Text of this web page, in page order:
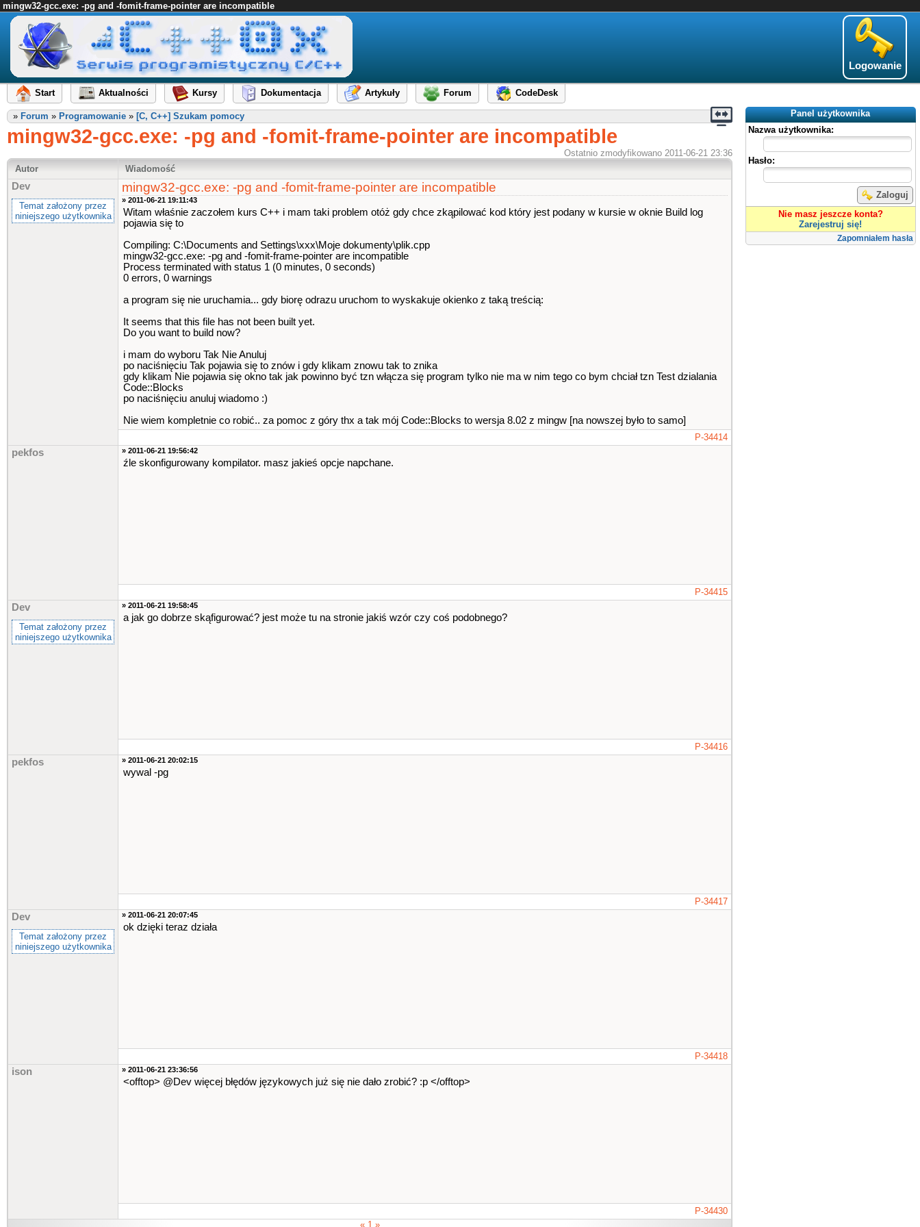
mingw32-gcc.exe: -pg and -fomit-frame-pointer are incompatible
Logowanie
Start Aktualności Kursy Dokumentacja Artykuły Forum
CodeDesk
Panel użytkownika
Nazwa użytkownika:
Hasło:
Zaloguj
Nie masz jeszcze konta?
Zarejestruj się!
Zapomniałem hasła
» Forum » Programowanie » [C, C++] Szukam pomocy
mingw32-gcc.exe: -pg and -fomit-frame-pointer are incompatible
Ostatnio zmodyfikowano 2011-06-21 23:36
Autor
Wiadomość
Dev
Temat założony przez
niniejszego użytkownika
mingw32-gcc.exe: -pg and -fomit-frame-pointer are incompatible
» 2011-06-21 19:11:43
Witam właśnie zaczołem kurs C++ i mam taki problem otóż gdy chce zkąpilować kod który jest podany w kursie w oknie Build log
pojawia się to
Compiling: C:\Documents and Settings\xxx\Moje dokumenty\plik.cpp
mingw32-gcc.exe: -pg and -fomit-frame-pointer are incompatible
Process terminated with status 1 (0 minutes, 0 seconds)
0 errors, 0 warnings
a program się nie uruchamia... gdy biorę odrazu uruchom to wyskakuje okienko z taką treścią:
It seems that this file has not been built yet.
Do you want to build now?
i mam do wyboru Tak Nie Anuluj
po naciśnięciu Tak pojawia się to znów i gdy klikam znowu tak to znika
gdy klikam Nie pojawia się okno tak jak powinno być tzn włącza się program tylko nie ma w nim tego co bym chciał tzn Test dzialania
Code::Blocks
po naciśnięciu anuluj wiadomo :)
Nie wiem kompletnie co robić.. za pomoc z góry thx a tak mój Code::Blocks to wersja 8.02 z mingw [na nowszej było to samo]
P-34414
pekfos » 2011-06-21 19:56:42
źle skonfigurowany kompilator. masz jakieś opcje napchane.
P-34415
Dev
Temat założony przez
niniejszego użytkownika
» 2011-06-21 19:58:45
a jak go dobrze skąfigurować? jest może tu na stronie jakiś wzór czy coś podobnego?
P-34416
pekfos » 2011-06-21 20:02:15
wywal -pg
P-34417
Dev
Temat założony przez
niniejszego użytkownika
» 2011-06-21 20:07:45
ok dzięki teraz działa
P-34418
ison » 2011-06-21 23:36:56
<offtop> @Dev więcej błędów językowych już się nie dało zrobić? :p </offtop>
P-34430
« 1 »